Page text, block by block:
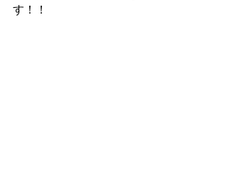
す！！